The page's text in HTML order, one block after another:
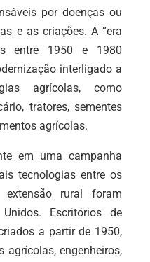
por doenças ou
e as criações. A “era
entre 1950 e 1980
interligado a
agrícolas, como
tratores, sementes
agrícolas.
em uma campanha
tecnologias entre os
extensão rural foram
Escritórios de
a partir de 1950,
engenheiros,